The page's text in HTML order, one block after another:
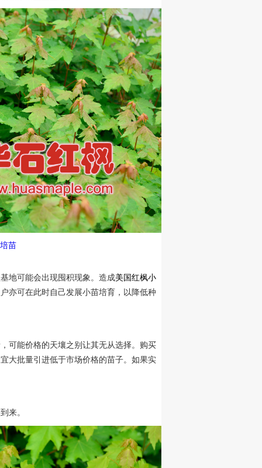
苗
地可能会出现囤积现象。造成美国红枫小
亦可在此时自己发展小苗培育，以降低种
能价格的天壤之别让其无从选择。购买
大批量引进低于市场价格的苗子。如果实
来。